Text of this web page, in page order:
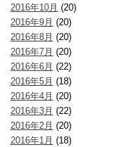
2016年10月 (20)
2016年9月 (20)
2016年8月 (20)
2016年7月 (20)
2016年6月 (22)
2016年5月 (18)
2016年4月 (20)
2016年3月 (22)
2016年2月 (20)
2016年1月 (18)